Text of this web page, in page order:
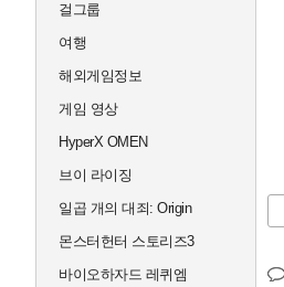
걸그룹
여행
해외게임정보
게임 영상
HyperX OMEN
브이 라이징
일곱 개의 대죄: Origin
몬스터헌터 스토리즈3
바이오하자드 레퀴엠